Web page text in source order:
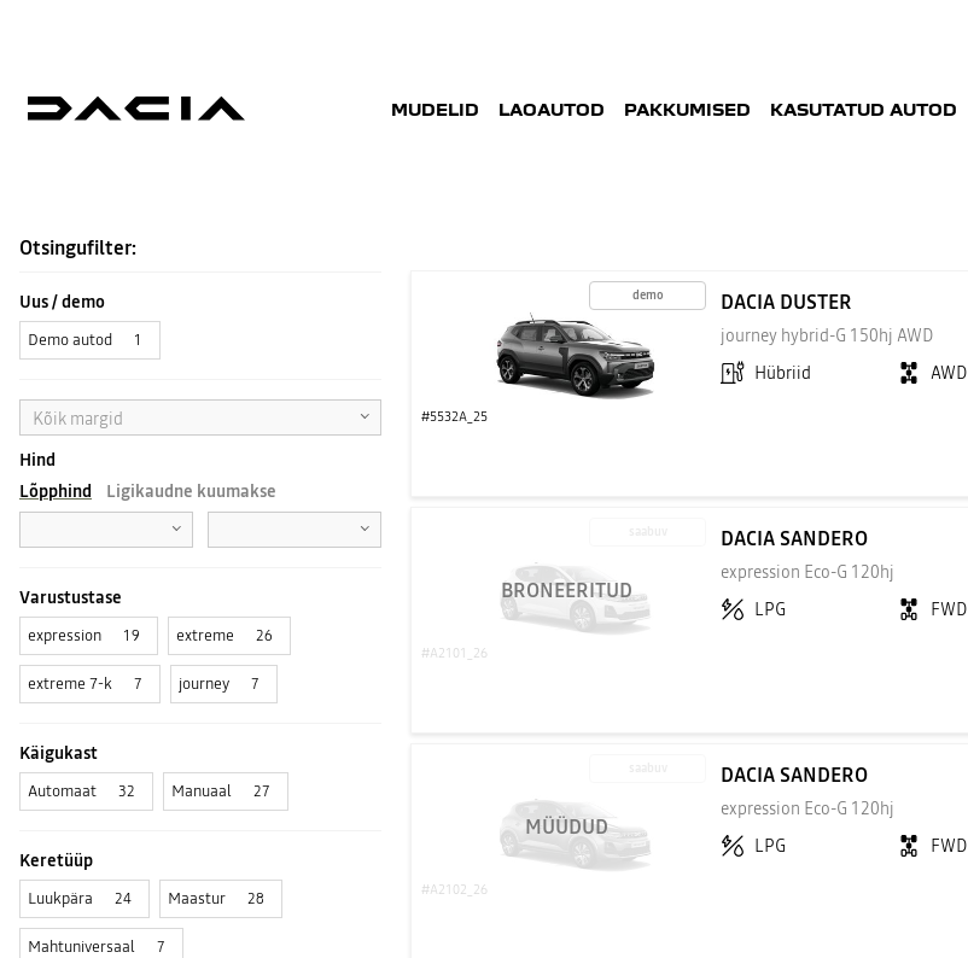
MUDELID LAOAUTOD PAKKUMISED KASUTATUD AUTOD
AUTOD KOHE SAADAVAL
Otsingufilter:
Uus / demo
Demo autod 1
Kõik margid
Hind
Lõpphind
Ligikaudne kuumakse
Varustustase
expression 19 extreme 26
extreme 7-k 7 journey 7
Käigukast
Automaat 32 Manuaal 27
Keretüüp
Luukpära 24 Maastur 28
Mahtuniversaal 7
demo
#5532A_25
DACIA DUSTER
journey hybrid-G 150hj AWD
Hübriid AWD
#A2101_26
BRONEERITUD
DACIA SANDERO
expression Eco-G 120hj
LPG FWD
#A2102_26
MÜÜDUD
DACIA SANDERO
expression Eco-G 120hj
LPG FWD